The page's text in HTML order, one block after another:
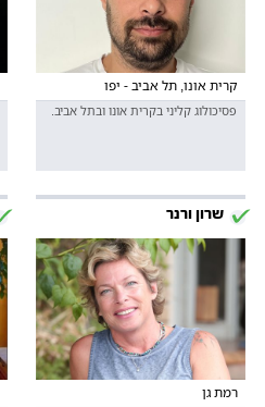
קרית אונו, תל אביב - יפו
פסיכולוג קליני בקרית אונו ובתל אביב.
שרון ורנר
רמת גן